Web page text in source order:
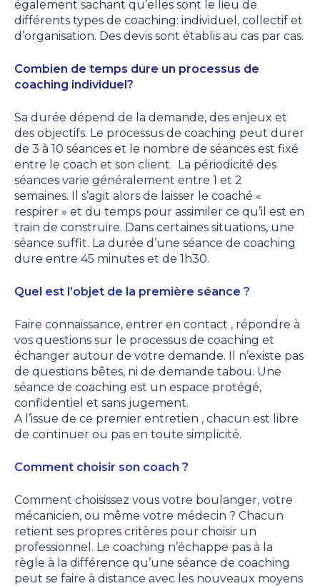
également sachant qu’elles sont le lieu de
différents types de coaching: individuel, collectif et
d’organisation. Des devis sont établis au cas par cas.
Combien de temps dure un processus de
coaching individuel?
Sa durée dépend de la demande, des enjeux et
des objectifs. Le processus de coaching peut durer
de 3 à 10 séances et le nombre de séances est fixé
entre le coach et son client. La périodicité des
séances varie généralement entre 1 et 2
semaines. Il s’agit alors de laisser le coaché «
respirer » et du temps pour assimiler ce qu’il est en
train de construire. Dans certaines situations, une
séance suffit. La durée d’une séance de coaching
dure entre 45 minutes et de 1h30.
Quel est l’objet de la première séance ?
Faire connaissance, entrer en contact , répondre à
vos questions sur le processus de coaching et
échanger autour de votre demande. Il n’existe pas
de questions bêtes, ni de demande tabou. Une
séance de coaching est un espace protégé,
confidentiel et sans jugement.
A l’issue de ce premier entretien , chacun est libre
de continuer ou pas en toute simplicité.
Comment choisir son coach ?
Comment choisissez vous votre boulanger, votre
mécanicien, ou même votre médecin ? Chacun
retient ses propres critères pour choisir un
professionnel. Le coaching n’échappe pas à la
règle à la différence qu’une séance de coaching
peut se faire à distance avec les nouveaux moyens